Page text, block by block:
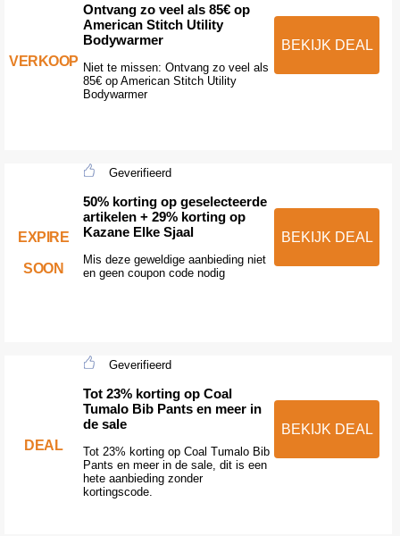
VERKOOP
Ontvang zo veel als 85€ op
American Stitch Utility
Bodywarmer
Niet te missen: Ontvang zo veel als
85€ op American Stitch Utility
Bodywarmer
BEKIJK DEAL
EXPIRE
SOON
Geverifieerd
50% korting op geselecteerde
artikelen + 29% korting op
Kazane Elke Sjaal
Mis deze geweldige aanbieding niet
en geen coupon code nodig
BEKIJK DEAL
DEAL
Geverifieerd
Tot 23% korting op Coal
Tumalo Bib Pants en meer in
de sale
Tot 23% korting op Coal Tumalo Bib
Pants en meer in de sale, dit is een
hete aanbieding zonder
kortingscode.
BEKIJK DEAL